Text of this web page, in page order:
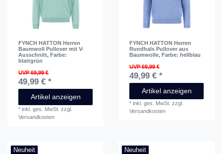
FYNCH HATTON Herren
Baumwoll Pullover mit V-
Ausschnitt, Farbe:
blattgrün
UVP 69,99 €
49,99 € *
Artikel anzeigen
*inkl. ges. MwSt. zzgl.
Versandkosten
FYNCH HATTON Herren
Rundhals Pullover aus
Baumwolle, Farbe: hellblau
UVP 69,99 €
49,99 € *
Artikel anzeigen
*inkl. ges. MwSt. zzgl.
Versandkosten
Neuheit Neuheit